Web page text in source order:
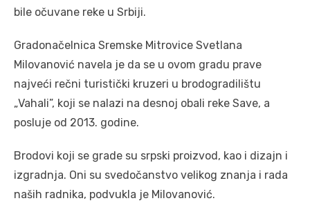
bile očuvane reke u Srbiji.
Gradonačelnica Sremske Mitrovice Svetlana
Milovanović navela je da se u ovom gradu prave
najveći rečni turistički kruzeri u brodogradilištu
„Vahali”, koji se nalazi na desnoj obali reke Save, a
posluje od 2013. godine.
Brodovi koji se grade su srpski proizvod, kao i dizajn i
izgradnja. Oni su svedočanstvo velikog znanja i rada
naših radnika, podvukla je Milovanović.